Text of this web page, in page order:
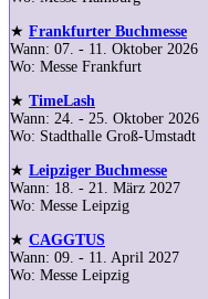
★ Frankfurter Buchmesse
Wann: 07. - 11. Oktober 2026
Wo: Messe Frankfurt
★ TimeLash
Wann: 24. - 25. Oktober 2026
Wo: Stadthalle Groß-Umstadt
★ Leipziger Buchmesse
Wann: 18. - 21. März 2027
Wo: Messe Leipzig
★ CAGGTUS
Wann: 09. - 11. April 2027
Wo: Messe Leipzig